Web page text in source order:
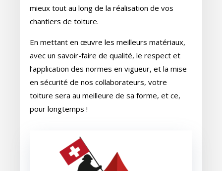
mieux tout au long de la réalisation de vos
chantiers de toiture.
En mettant en œuvre les meilleurs matériaux,
avec un savoir-faire de qualité, le respect et
l’application des normes en vigueur, et la mise
en sécurité de nos collaborateurs, votre
toiture sera au meilleure de sa forme, et ce,
pour longtemps !